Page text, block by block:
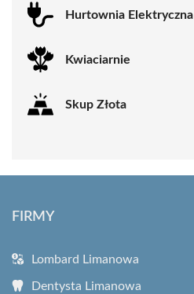
Hurtownia Elektryczna
Kwiaciarnie
Skup Złota
FIRMY
Lombard Limanowa
Dentysta Limanowa